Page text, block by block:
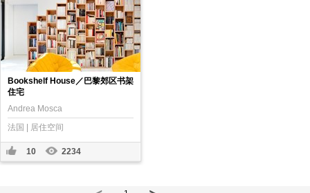
Bookshelf House／巴黎郊区书架
住宅
Andrea Mosca
法国 | 居住空间
10 2234